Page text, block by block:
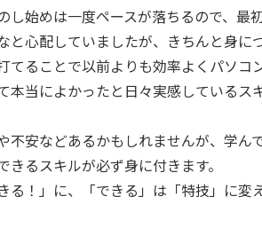
し始めは一度ペースが落ちるので、最
と心配していましたが、きちんと身に
てることで以前よりも効率よくパソコ
本当によかったと日々実感しているス
不安などあるかもしれませんが、学ん
きるスキルが必ず身に付きます。
る！」に、「できる」は「特技」に変